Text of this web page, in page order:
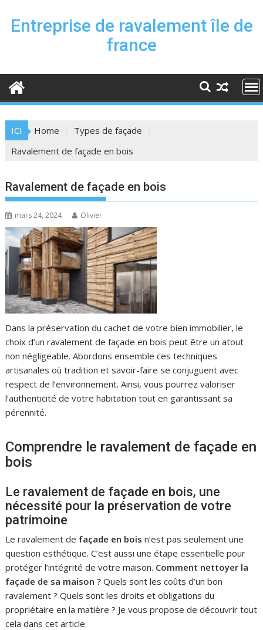
content
Entreprise de ravalement île de
france
ICI Home
Types de façade
Ravalement de façade en bois
Ravalement de façade en bois
mars 24, 2024 Olivier
Dans la préservation du cachet de votre bien immobilier, le
choix d’un ravalement de façade en bois peut être un atout
non négligeable. Abordons ensemble ces techniques
artisanales où tradition et savoir-faire se conjuguent avec
respect de l’environnement. Ainsi, vous pourrez valoriser
l’authenticité de votre habitation tout en garantissant sa
pérennité.
Comprendre le ravalement de façade en
bois
Le ravalement de façade en bois, une
nécessité pour la préservation de votre
patrimoine
Le ravalement de façade en bois n’est pas seulement une
question esthétique. C’est aussi une étape essentielle pour
protéger l’intégrité de votre maison. Comment nettoyer la
façade de sa maison ? Quels sont les coûts d’un bon
ravalement ? Quels sont les droits et obligations du
propriétaire en la matière ? Je vous propose de découvrir tout
cela dans cet article.